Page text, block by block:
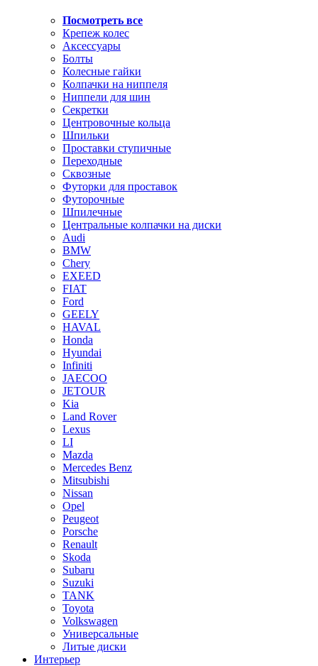
Посмотреть все
Крепеж колес
Аксессуары
Болты
Колесные гайки
Колпачки на ниппеля
Ниппели для шин
Секретки
Центровочные кольца
Шпильки
Проставки ступичные
Переходные
Сквозные
Футорки для проставок
Футорочные
Шпилечные
Центральные колпачки на диски
Audi
BMW
Chery
EXEED
FIAT
Ford
GEELY
HAVAL
Honda
Hyundai
Infiniti
JAECOO
JETOUR
Kia
Land Rover
Lexus
LI
Mazda
Mercedes Benz
Mitsubishi
Nissan
Opel
Peugeot
Porsche
Renault
Skoda
Subaru
Suzuki
TANK
Toyota
Volkswagen
Универсальные
Литые диски
Интерьер